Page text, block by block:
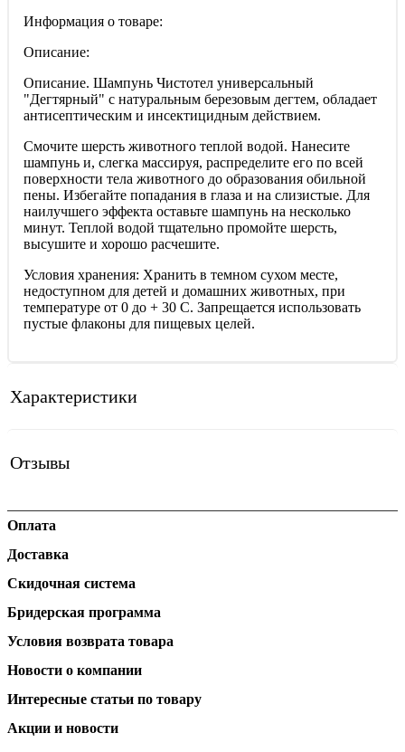
Информация о товаре:
Описание:
Описание. Шампунь Чистотел универсальный
"Дегтярный" с натуральным березовым дегтем, обладает
антисептическим и инсектицидным действием.
Смочите шерсть животного теплой водой. Нанесите
шампунь и, слегка массируя, распределите его по всей
поверхности тела животного до образования обильной
пены. Избегайте попадания в глаза и на слизистые. Для
наилучшего эффекта оставьте шампунь на несколько
минут. Теплой водой тщательно промойте шерсть,
высушите и хорошо расчешите.
Условия хранения: Хранить в темном сухом месте,
недоступном для детей и домашних животных, при
температуре от 0 до + 30 С. Запрещается использовать
пустые флаконы для пищевых целей.
Характеристики
Отзывы
Оплата
Доставка
Скидочная система
Бридерская программа
Условия возврата товара
Новости о компании
Интересные статьи по товару
Акции и новости